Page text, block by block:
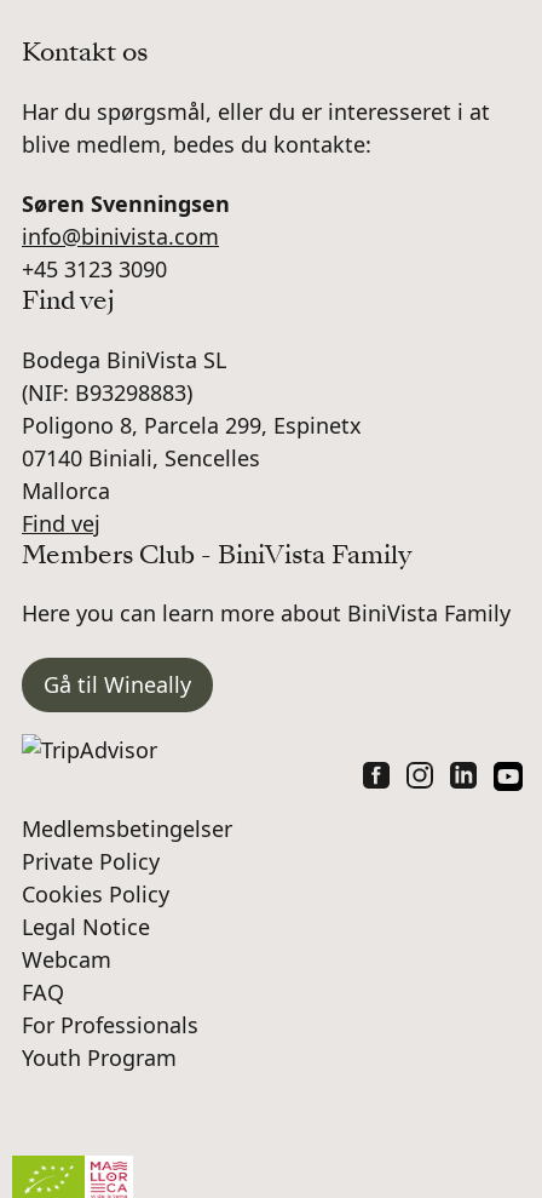
Kontakt os
Har du spørgsmål, eller du er interesseret i at
blive medlem, bedes du kontakte:
Søren Svenningsen
info@binivista.com
+45 3123 3090
Find vej
Bodega BiniVista SL
(NIF: B93298883)
Poligono 8, Parcela 299, Espinetx
07140 Biniali, Sencelles
Mallorca
Find vej
Members Club - BiniVista Family
Here you can learn more about BiniVista Family
Gå til Wineally
Medlemsbetingelser
Private Policy
Cookies Policy
Legal Notice
Webcam
FAQ
For Professionals
Youth Program